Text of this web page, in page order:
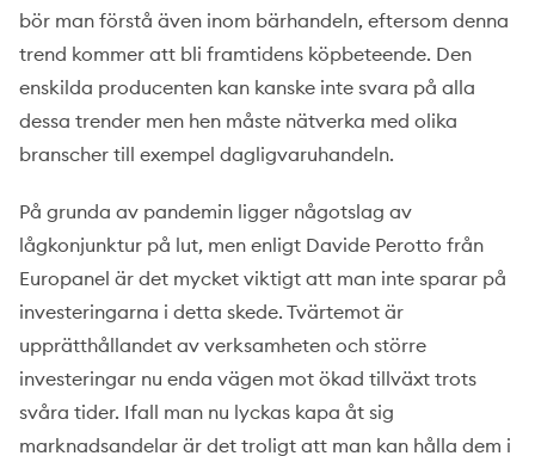
bör man förstå även inom bärhandeln, eftersom denna
trend kommer att bli framtidens köpbeteende. Den
enskilda producenten kan kanske inte svara på alla
dessa trender men hen måste nätverka med olika
branscher till exempel dagligvaruhandeln.
På grunda av pandemin ligger någotslag av
lågkonjunktur på lut, men enligt Davide Perotto från
Europanel är det mycket viktigt att man inte sparar på
investeringarna i detta skede. Tvärtemot är
upprätthållandet av verksamheten och större
investeringar nu enda vägen mot ökad tillväxt trots
svåra tider. Ifall man nu lyckas kapa åt sig
marknadsandelar är det troligt att man kan hålla dem i